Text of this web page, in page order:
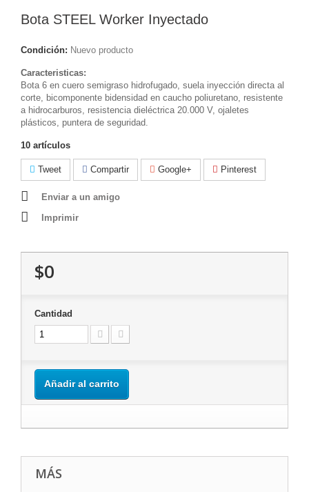
Bota STEEL Worker Inyectado
Condición: Nuevo producto
Caracteristicas:
Bota 6 en cuero semigraso hidrofugado, suela inyección directa al
corte, bicomponente bidensidad en caucho poliuretano, resistente
a hidrocarburos, resistencia dieléctrica 20.000 V, ojaletes
plásticos, puntera de seguridad.
10 artículos
Tweet Compartir Google+ Pinterest
Enviar a un amigo
Imprimir
$0
Cantidad
Añadir al carrito
MÁS